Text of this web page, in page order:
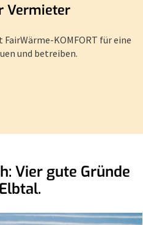
Vermieter
KOMFORT für eine
und betreiben.
Vier gute Gründe